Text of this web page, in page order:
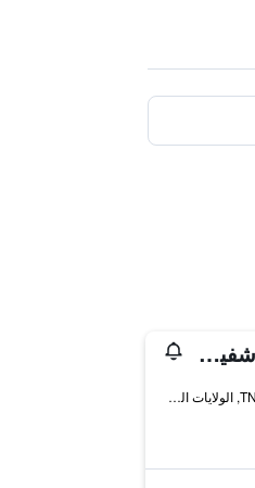
ريد روف إن بلس + ناشفيل نورث - جود ليتسفيل
110 Northgate Drive, غودليتسفيل, TN, الولايات المتحدة الأميريكية